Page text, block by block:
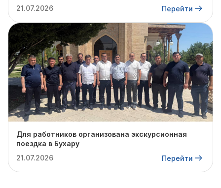
21.07.2026
Перейти
Для работников организована экскурсионная
поездка в Бухару
21.07.2026
Перейти